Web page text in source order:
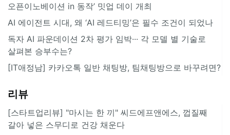
오픈이노베이션 in 동작’ 밋업 데이 개최
AI 에이전트 시대, 왜 ‘AI 레드티밍’은 필수 조건이 되었나
독자 AI 파운데이션 2차 평가 임박··· 각 모델 별 기술로
살펴본 승부수는?
[IT애정남] 카카오톡 일반 채팅방, 팀채팅방으로 바꾸려면?
리뷰
[스타트업리뷰] "마시는 한 끼" 씨드에프앤에스, 껍질째
갈아 넣은 스무디로 건강 채운다